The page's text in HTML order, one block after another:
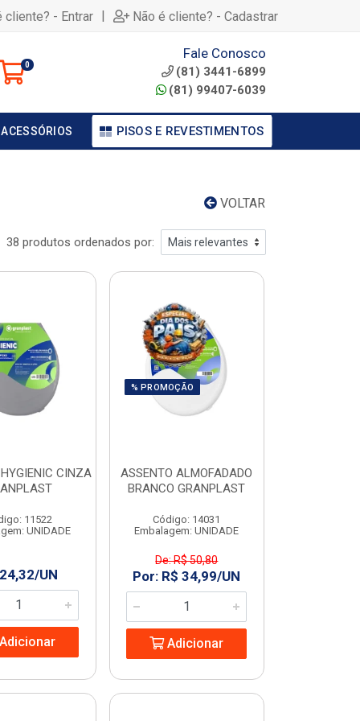
cliente? - Entrar | Não é cliente? - Cadastrar
0
Fale Conosco
(81) 3441-6899
(81) 99407-6039
PISOS E REVESTIMENTOS
VOLTAR
38 produtos ordenados por:
CINZA
11522
UNIDADE
UN
% PROMOÇÃO
ASSENTO ALMOFADADO
BRANCO GRANPLAST
Código: 14031
Embalagem: UNIDADE
De: R$ 50,80
Por: R$ 34,99/UN
Adicionar